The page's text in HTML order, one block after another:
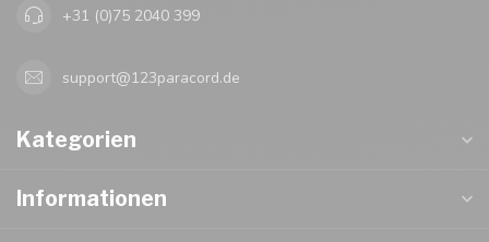
+31 (0)75 2040 399
support@123paracord.de
Kategorien
Informationen